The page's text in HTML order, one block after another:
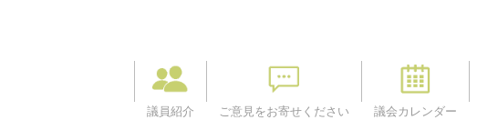
議員紹介 ご意見をお寄せください 議会カレンダー